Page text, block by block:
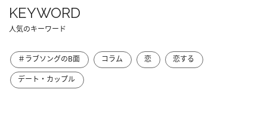
KEYWORD
人気のキーワード
＃ラブソングのB面 コラム 恋
恋する
デート・カップル